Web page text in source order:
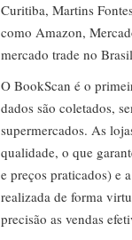
Curitiba, Martins
como Amazon,
mercado trade no
O BookScan é o
dados são coletados,
supermercados. As
qualidade, o que
e preços praticados) e
realizada de forma
precisão as vendas